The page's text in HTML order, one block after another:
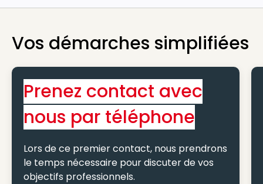
Vos démarches simplifiées
Prenez contact avec
nous par téléphone
Lors de ce premier contact, nous prendrons
le temps nécessaire pour discuter de vos
objectifs professionnels.